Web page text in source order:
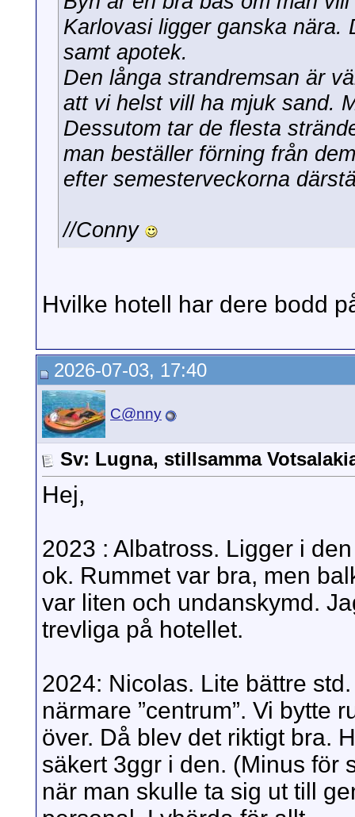
Karlovasi ligger ganska
samt apotek.
Den långa strandremsan är
att vi helst vill ha mjuk sand.
Dessutom tar de flesta
man beställer förning från
efter semesterveckorna
//Conny
Hvilke hotell har dere bodd
2026-07-03, 17:40
C@nny
Sv: Lugna, stillsamma
Hej,
2023 : Albatross. Ligger i
ok. Rummet var bra, men
var liten och undanskymd.
trevliga på hotellet.
2024: Nicolas. Lite bättre
närmare ”centrum”. Vi bytte
över. Då blev det riktigt bra.
säkert 3ggr i den. (Minus för
när man skulle ta sig ut till